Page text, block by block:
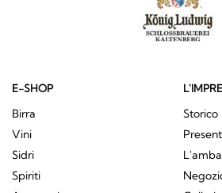
E-SHOP
Birra
Vini
Sidri
Spiriti
Storico